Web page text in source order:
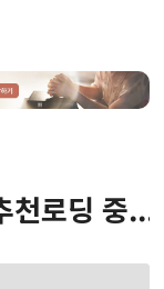
천로딩 중...